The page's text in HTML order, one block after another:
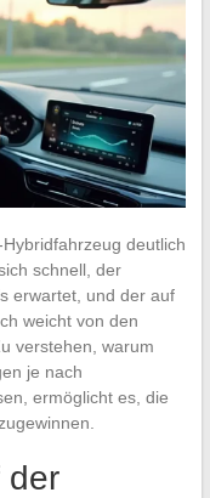
deutlich
schnell, der
erwartet, und der auf
weicht von den
verstehen, warum
je nach
ermöglicht es, die
der